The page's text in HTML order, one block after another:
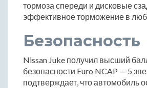
тормоза спереди и дисковые
эффективное торможение в
Безопасность
Nissan Juke получил высший
безопасности Euro NCAP — 5
подтверждает, что автомобиль